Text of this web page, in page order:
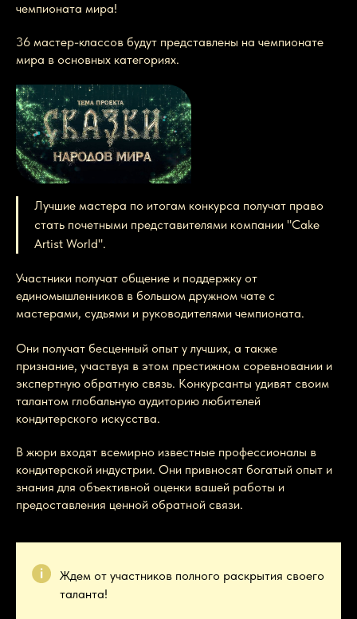
чемпионата мира!
36 мастер-классов будут представлены на чемпионате
мира в основных категориях.
Лучшие мастера по итогам конкурса получат право
стать почетными представителями компании "Cake
Artist World".
Участники получат общение и поддержку от
единомышленников в большом дружном чате с
мастерами, судьями и руководителями чемпионата.
Они получат бесценный опыт у лучших, а также
признание, участвуя в этом престижном соревновании и
экспертную обратную связь. Конкурсанты удивят своим
талантом глобальную аудиторию любителей
кондитерского искусства.
В жюри входят всемирно известные профессионалы в
кондитерской индустрии. Они привносят богатый опыт и
знания для объективной оценки вашей работы и
предоставления ценной обратной связи.
Ждем от участников полного раскрытия своего
таланта!